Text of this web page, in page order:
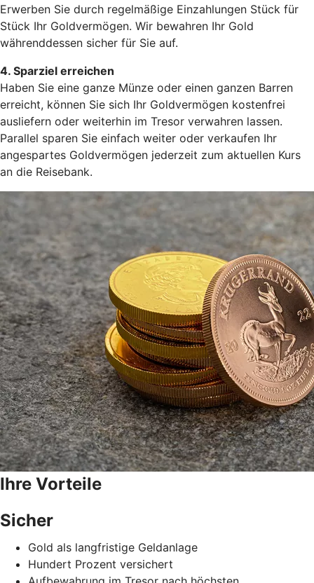
Erwerben Sie durch regelmäßige Einzahlungen Stück für
Stück Ihr Goldvermögen. Wir bewahren Ihr Gold
währenddessen sicher für Sie auf.
4. Sparziel erreichen
Haben Sie eine ganze Münze oder einen ganzen Barren
erreicht, können Sie sich Ihr Goldvermögen kostenfrei
ausliefern oder weiterhin im Tresor verwahren lassen.
Parallel sparen Sie einfach weiter oder verkaufen Ihr
angespartes Goldvermögen jederzeit zum aktuellen Kurs
an die Reisebank.
Ihre Vorteile
Sicher
Gold als langfristige Geldanlage
Hundert Prozent versichert